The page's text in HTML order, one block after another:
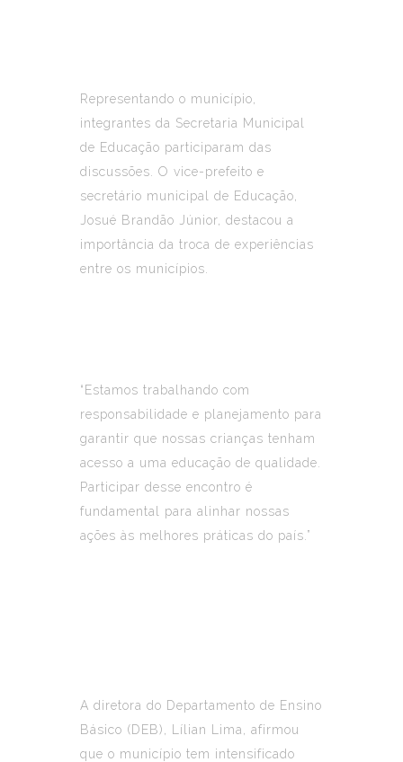
Representando o município,
integrantes da Secretaria Municipal
de Educação participaram das
discussões. O vice-prefeito e
secretário municipal de Educação,
Josué Brandão Júnior, destacou a
importância da troca de experiências
entre os municípios.
“Estamos trabalhando com
responsabilidade e planejamento para
garantir que nossas crianças tenham
acesso a uma educação de qualidade.
Participar desse encontro é
fundamental para alinhar nossas
ações às melhores práticas do país.”
A diretora do Departamento de Ensino
Básico (DEB), Lílian Lima, afirmou
que o município tem intensificado